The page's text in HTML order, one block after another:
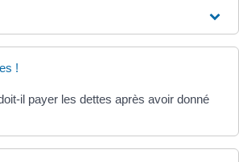
!
il payer les dettes après avoir donné